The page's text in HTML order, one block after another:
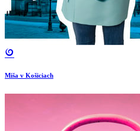
Miša v Košiciach